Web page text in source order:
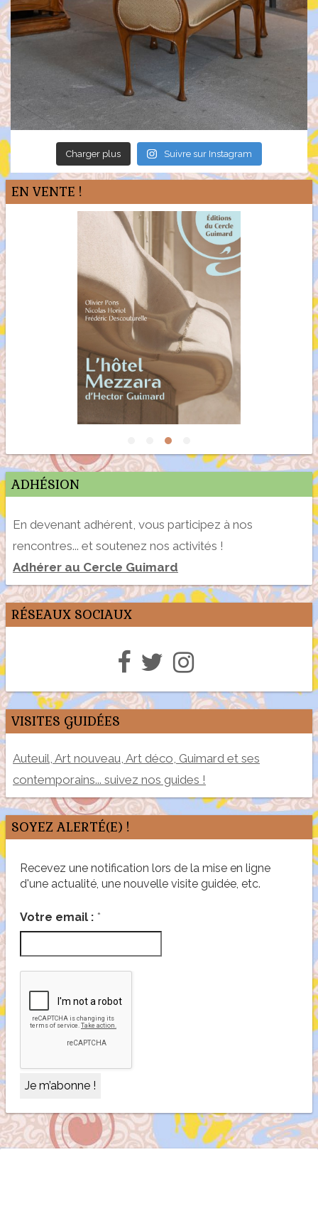
Charger plus Suivre sur Instagram
EN VENTE !
ADHÉSION
En devenant adhérent, vous participez à nos
rencontres... et soutenez nos activités !
Adhérer au Cercle Guimard
RÉSEAUX SOCIAUX
VISITES GUIDÉES
Auteuil, Art nouveau, Art déco, Guimard et ses
contemporains... suivez nos guides !
SOYEZ ALERTÉ(E) !
Recevez une notification lors de la mise en ligne
d'une actualité, une nouvelle visite guidée, etc.
Votre email : *